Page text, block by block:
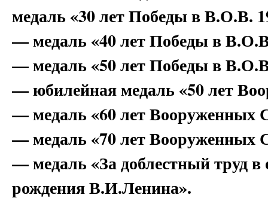
медаль «30 лет Победы в В.О.В.
— медаль «40 лет Победы в
— медаль «50 лет Победы в
— юбилейная медаль «50 лет
— медаль «60 лет
— медаль «70 лет
— медаль «За доблестный труд в
рождения В.И.Ленина».